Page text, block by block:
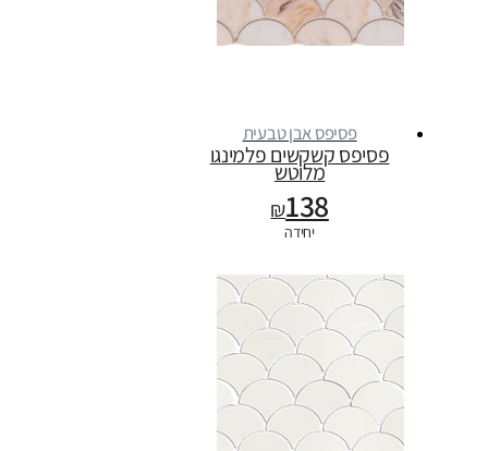
פסיפס אבן טבעית
פסיפס קשקשים פלמינגו
מלוטש
₪138
יחידה